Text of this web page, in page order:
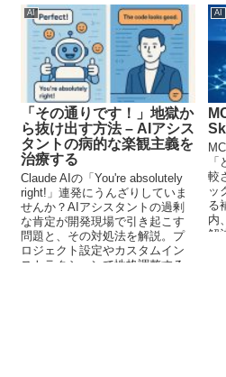
AI
「その通りです！」地獄か
ら抜け出す方法 – AIアシス
タントの病的な楽観主義を
治療する
Claude AIの「You're absolutely
right!」連発にうんざりしていま
せんか？AIアシスタントの過剰
な肯定が開発現場で引き起こす
問題と、その対処法を解説。プ
ロジェクト設定やカスタムイン
ストラクションで性格調整する
AI
較
ッ
る
内
解